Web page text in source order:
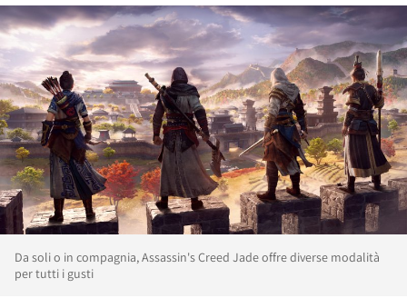
Da soli o in compagnia, Assassin's Creed Jade offre diverse modalità
per tutti i gusti